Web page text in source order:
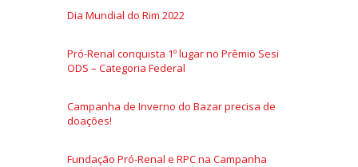
Dia Mundial do Rim 2022
Pró-Renal conquista 1º lugar no Prêmio Sesi
ODS – Categoria Federal
Campanha de Inverno do Bazar precisa de
doações!
Fundação Pró-Renal e RPC na Campanha